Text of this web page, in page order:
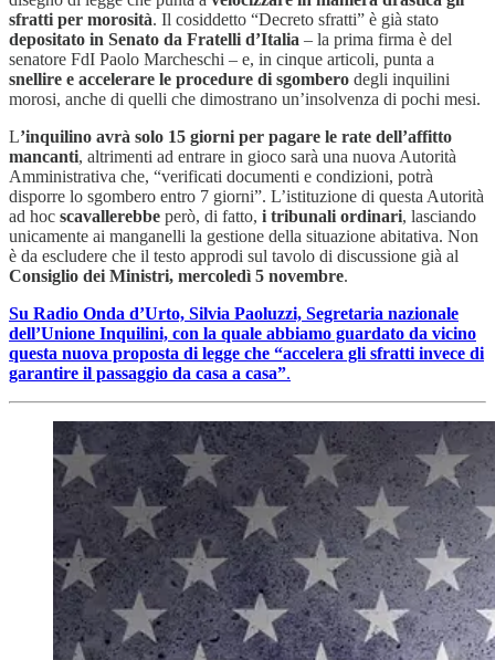
sfratti per morosità. Il cosiddetto “Decreto sfratti” è già stato
depositato in Senato da Fratelli d’Italia – la prima firma è del
senatore FdI Paolo Marcheschi – e, in cinque articoli, punta a
snellire e accelerare le procedure di sgombero degli inquilini
morosi, anche di quelli che dimostrano un’insolvenza di pochi mesi.
L’inquilino avrà solo 15 giorni per pagare le rate dell’affitto
mancanti, altrimenti ad entrare in gioco sarà una nuova Autorità
Amministrativa che, “verificati documenti e condizioni, potrà
disporre lo sgombero entro 7 giorni”. L’istituzione di questa Autorità
ad hoc scavallerebbe però, di fatto, i tribunali ordinari, lasciando
unicamente ai manganelli la gestione della situazione abitativa. Non
è da escludere che il testo approdi sul tavolo di discussione già al
Consiglio dei Ministri, mercoledì 5 novembre.
Su Radio Onda d’Urto, Silvia Paoluzzi, Segretaria nazionale
dell’Unione Inquilini, con la quale abbiamo guardato da vicino
questa nuova proposta di legge che “accelera gli sfratti invece di
garantire il passaggio da casa a casa”.